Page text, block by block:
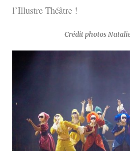
l’Illustre Théâtre !
Crédit photos